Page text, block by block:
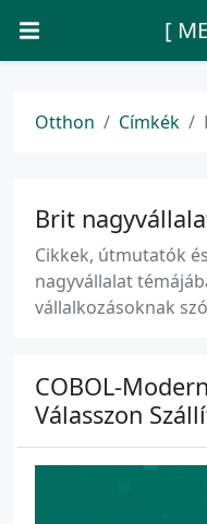
[
Otthon Címkék
Brit
Cikkek, útmutatók
nagyvállalat
vállalkozásoknak
COBOL-
Válasszon